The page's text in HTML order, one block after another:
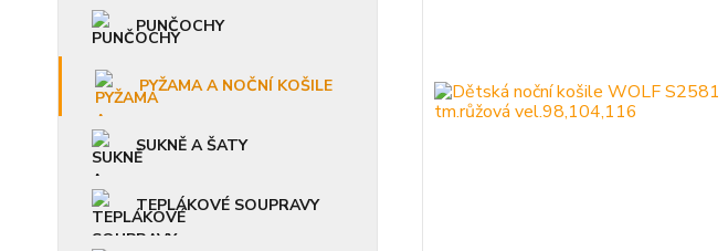
PUNČOCHY
PYŽAMA A NOČNÍ KOŠILE
SUKNĚ A ŠATY
TEPLÁKOVÉ SOUPRAVY